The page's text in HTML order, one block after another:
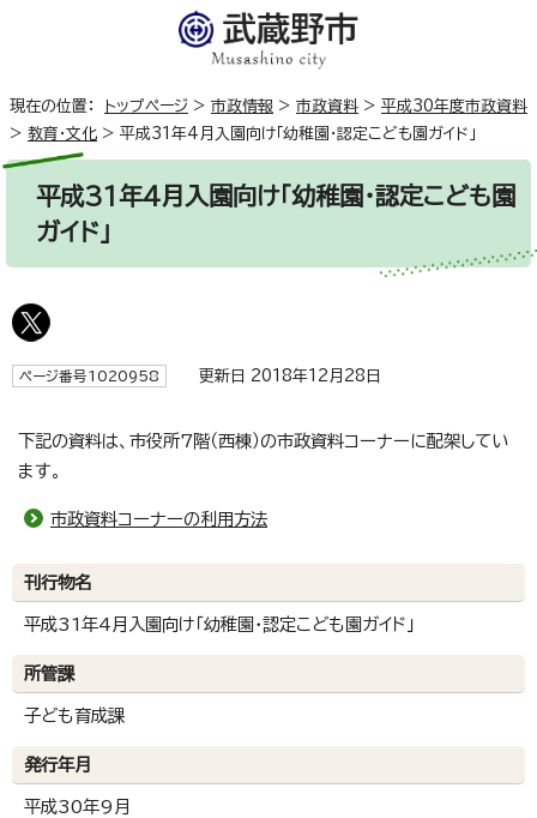
現在の位置： トップページ > 市政情報 > 市政資料 > 平成30年度市政資料
> 教育・文化 > 平成31年4月入園向け「幼稚園・認定こども園ガイド」
平成31年4月入園向け「幼稚園・認定こども園
ガイド」
ページ番号1020958 更新日 2018年12月28日
下記の資料は、市役所7階（西棟）の市政資料コーナーに配架してい
ます。
市政資料コーナーの利用方法
刊行物名
平成31年4月入園向け「幼稚園・認定こども園ガイド」
所管課
子ども育成課
発行年月
平成30年9月